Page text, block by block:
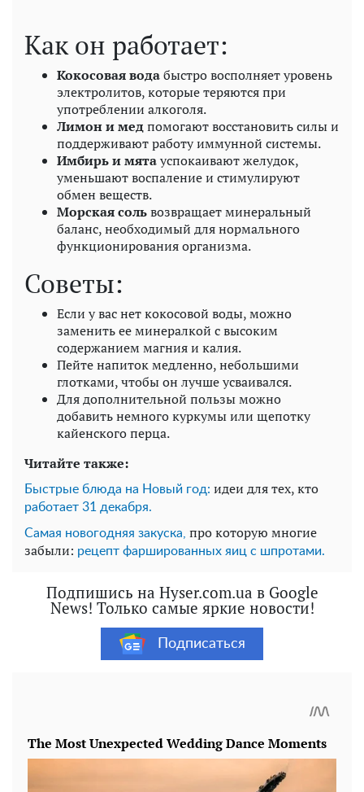
Как он работает:
Кокосовая водабыстро восполняет уровень
электролитов, которые теряются при
употреблении алкоголя.
Лимон и медпомогают восстановить силы и
поддерживают работу иммунной системы.
Имбирь и мятауспокаивают желудок,
уменьшают воспаление и стимулируют
обмен веществ.
Морская сольвозвращает минеральный
баланс, необходимый для нормального
функционирования организма.
Советы:
Если у вас нет кокосовой воды, можно
заменить ее минералкой с высоким
содержанием магния и калия.
Пейте напиток медленно, небольшими
глотками, чтобы он лучше усваивался.
Для дополнительной пользы можно
добавить немного куркумы или щепотку
кайенского перца.
Читайте также:
Быстрые блюда на Новый год: идеи для тех, кто
работает 31 декабря.
Самая новогодняя закуска, про которую многие
забыли: рецепт фаршированных яиц с шпротами.
Подпишись на Hyser.com.ua в Google
News! Только самые яркие новости!
Подписаться